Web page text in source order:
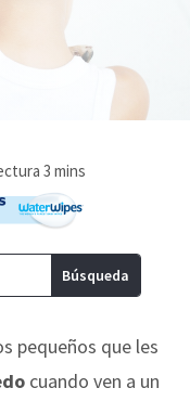
pequeños que les
cuando ven a un